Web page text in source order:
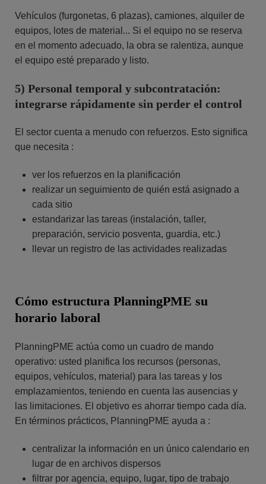
Vehículos (furgonetas, 6 plazas), camiones, alquiler de
equipos, lotes de material... Si el equipo no se reserva
en el momento adecuado, la obra se ralentiza, aunque
el equipo esté preparado y listo.
5) Personal temporal y subcontratación:
integrarse rápidamente sin perder el control
El sector cuenta a menudo con refuerzos. Esto significa
que necesita :
ver los refuerzos en la planificación
realizar un seguimiento de quién está asignado a
cada sitio
estandarizar las tareas (instalación, taller,
preparación, servicio posventa, guardia, etc.)
llevar un registro de las actividades realizadas
Cómo estructura PlanningPME su
horario laboral
PlanningPME actúa como un cuadro de mando
operativo: usted planifica los recursos (personas,
equipos, vehículos, material) para las tareas y los
emplazamientos, teniendo en cuenta las ausencias y
las limitaciones. El objetivo es ahorrar tiempo cada día.
En términos prácticos, PlanningPME ayuda a :
centralizar la información en un único calendario en
lugar de en archivos dispersos
filtrar por agencia, equipo, lugar, tipo de trabajo